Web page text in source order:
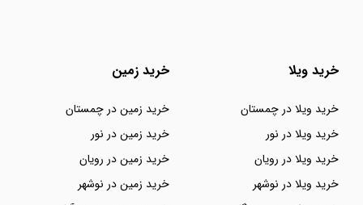
خرید ویلا
خرید ویلا در چمستان
خرید ویلا در نور
خرید ویلا در رویان
خرید ویلا در نوشهر
خرید زمین
خرید زمین در چمستان
خرید زمین در نور
خرید زمین در رویان
خرید زمین در نوشهر